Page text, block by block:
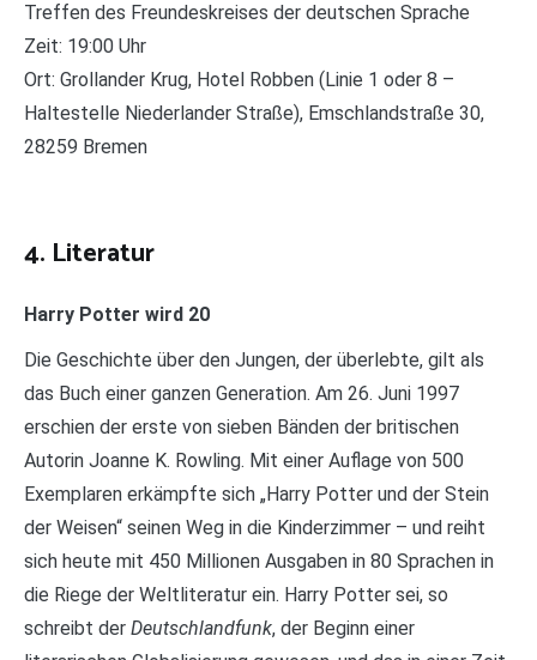
Treffen des Freundeskreises der deutschen Sprache
Zeit: 19:00 Uhr
Ort: Grollander Krug, Hotel Robben (Linie 1 oder 8 –
Haltestelle Niederlander Straße), Emschlandstraße 30,
28259 Bremen
4. Literatur
Harry Potter wird 20
Die Geschichte über den Jungen, der überlebte, gilt als
das Buch einer ganzen Generation. Am 26. Juni 1997
erschien der erste von sieben Bänden der britischen
Autorin Joanne K. Rowling. Mit einer Auflage von 500
Exemplaren erkämpfte sich „Harry Potter und der Stein
der Weisen“ seinen Weg in die Kinderzimmer – und reiht
sich heute mit 450 Millionen Ausgaben in 80 Sprachen in
die Riege der Weltliteratur ein. Harry Potter sei, so
schreibt der Deutschlandfunk, der Beginn einer